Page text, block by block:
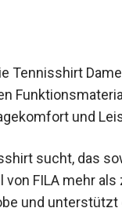
Tennisshirt
und
sucht, das
von FILA mehr
und unterstützt